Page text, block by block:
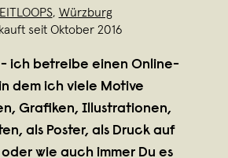
, Würzburg
seit Oktober 2016
- ich betreibe einen Online-
dem ich viele Motive
Grafiken, Illustrationen,
als Poster, als Druck auf
wie auch immer Du es